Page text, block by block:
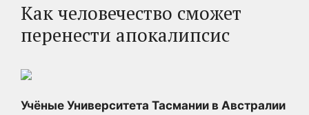
Как человечество сможет
перенести апокалипсис
Учёные Университета Тасмании в Австралии